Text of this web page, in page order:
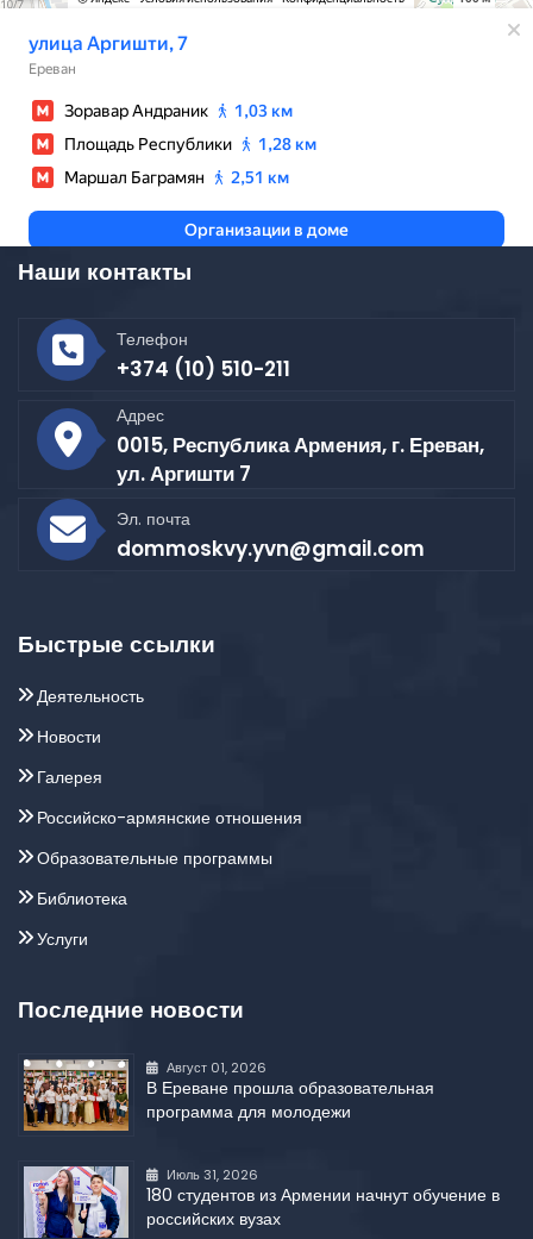
Наши контакты
Телефон
+374 (10) 510-211
Адрес
0015, Республика Армения, г. Ереван,
ул. Аргишти 7
Эл. почта
dommoskvy.yvn@gmail.com
Быстрые ссылки
Деятельность
Новости
Галерея
Российско-армянские отношения
Образовательные программы
Библиотека
Услуги
Последние новости
Август 01, 2026
В Ереване прошла образовательная
программа для молодежи
Июль 31, 2026
180 студентов из Армении начнут обучение в
российских вузах